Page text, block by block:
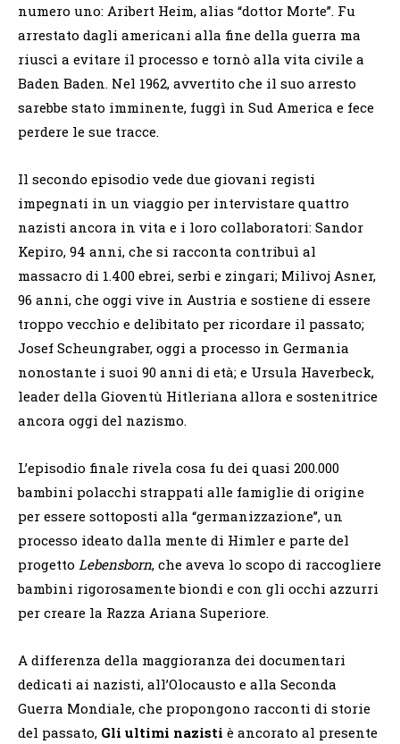
numero uno: Aribert Heim, alias “dottor Morte”. Fu
arrestato dagli americani alla fine della guerra ma
riuscì a evitare il processo e tornò alla vita civile a
Baden Baden. Nel 1962, avvertito che il suo arresto
sarebbe stato imminente, fuggì in Sud America e fece
perdere le sue tracce.
Il secondo episodio vede due giovani registi
impegnati in un viaggio per intervistare quattro
nazisti ancora in vita e i loro collaboratori: Sandor
Kepiro, 94 anni, che si racconta contribuì al
massacro di 1.400 ebrei, serbi e zingari; Milivoj Asner,
96 anni, che oggi vive in Austria e sostiene di essere
troppo vecchio e delibitato per ricordare il passato;
Josef Scheungraber, oggi a processo in Germania
nonostante i suoi 90 anni di età; e Ursula Haverbeck,
leader della Gioventù Hitleriana allora e sostenitrice
ancora oggi del nazismo.
L’episodio finale rivela cosa fu dei quasi 200.000
bambini polacchi strappati alle famiglie di origine
per essere sottoposti alla “germanizzazione”, un
processo ideato dalla mente di Himler e parte del
progetto Lebensborn, che aveva lo scopo di raccogliere
bambini rigorosamente biondi e con gli occhi azzurri
per creare la Razza Ariana Superiore.
A differenza della maggioranza dei documentari
dedicati ai nazisti, all’Olocausto e alla Seconda
Guerra Mondiale, che propongono racconti di storie
del passato, Gli ultimi nazisti è ancorato al presente